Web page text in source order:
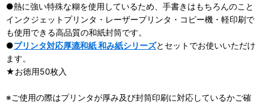
●熱に強い特殊な糊を使用しているため、手書きはもちろんのこと
インクジェットプリンタ・レーザープリンタ・コピー機・軽印刷で
も使用できる高品質の和紙封筒です。
●プリンタ対応厚漉和紙 和み紙シリーズとセットでお使いいただけ
ます。
★お徳用50枚入
※ご使用の際はプリンタが厚み及び封筒印刷に対応しているかご確